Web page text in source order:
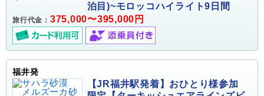
泊目)~モロッコハイライト9日間
旅行代金： 375,000〜395,000円
福井発
【JR福井駅発着】おひとり様参加